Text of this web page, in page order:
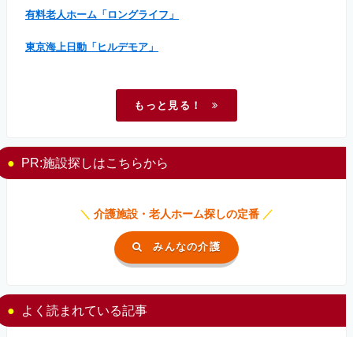
有料老人ホーム「ロングライフ」
東京海上日動「ヒルデモア」
もっと見る！
PR:施設探しはこちらから
＼ 介護施設・老人ホーム探しの定番 ／
みんなの介護
よく読まれている記事